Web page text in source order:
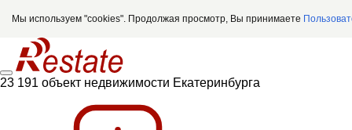
Мы используем "cookies". Продолжая просмотр, Вы принимаете
23 191 объект недвижимости Екатеринбурга